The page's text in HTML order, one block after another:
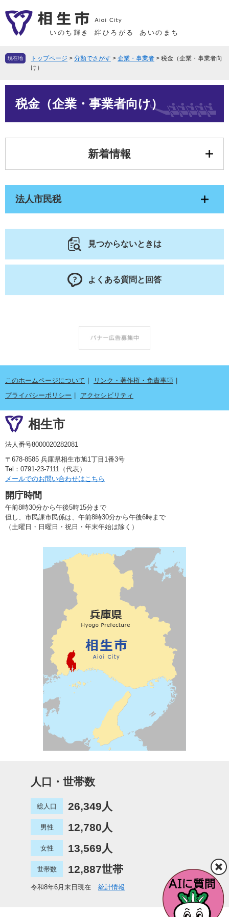
ー
先
ニ
を
へ
いのち輝き 絆ひろがる あいのまち
現在地 トップページ > 分類でさがす > 企業・事業者 > 税金（企業・事業者向
け）
税金（企業・事業者向け）
新着情報
法人市民税
見つからないときは
よくある質問と回答
このホームページについて
リンク・著作権・免責事項
プライバシーポリシー
アクセシビリティ
相生市
法人番号8000020282081
〒678-8585 兵庫県相生市旭1丁目1番3号
Tel：0791-23-7111（代表）
メールでのお問い合わせはこちら
開庁時間
午前8時30分から午後5時15分まで
但し、市民課市民係は、午前8時30分から午後6時まで
（土曜日・日曜日・祝日・年末年始は除く）
人口・世帯数
総人口 26,349人
男性 12,780人
女性 13,569人
世帯数 12,887世帯
令和8年6月末日現在 統計情報